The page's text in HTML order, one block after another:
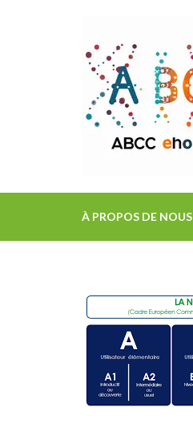
À PROPOS DE NOUS